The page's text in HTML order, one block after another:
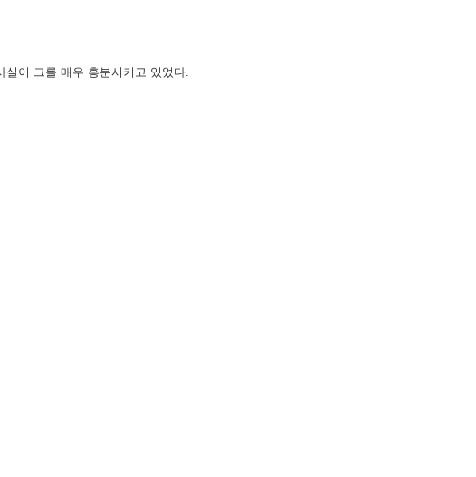
이 그를 매우 흥분시키고 있었다.